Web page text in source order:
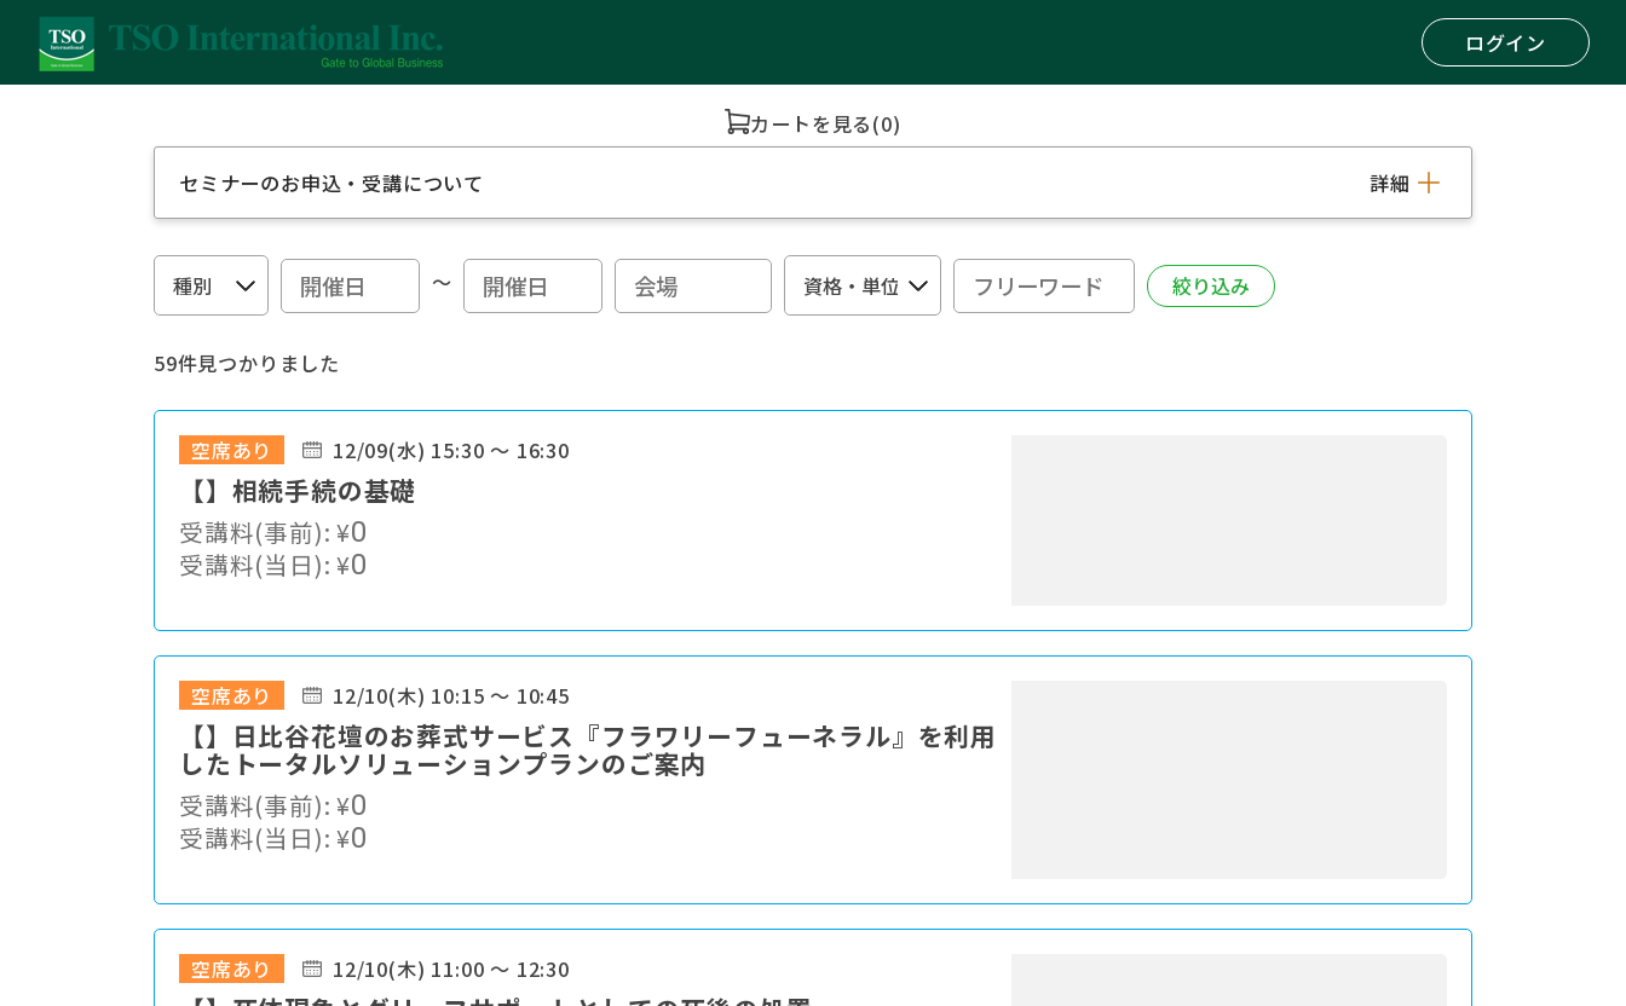
ログイン
カートを見る(0)
セミナーのお申込・受講について 詳細
～
59件見つかりました
空席あり 12/09(水) 15:30 ～ 16:30
【】相続手続の基礎
受講料(事前):¥0
受講料(当日):¥0
空席あり 12/10(木) 10:15 ～ 10:45
【】日比谷花壇のお葬式サービス『フラワリーフューネラル』を利用
したトータルソリューションプランのご案内
受講料(事前):¥0
受講料(当日):¥0
空席あり 12/10(木) 11:00 ～ 12:30